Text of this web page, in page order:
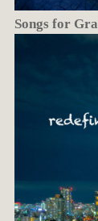
Songs for